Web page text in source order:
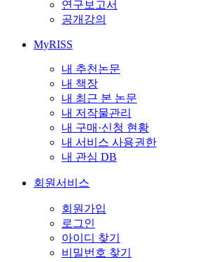
연구보고서
공개강의
MyRISS
내 추천논문
내 책장
내 최근 본 논문
내 저작물관리
내 구매·신청 현황
내 서비스 사용권한
내 관심 DB
회원서비스
회원가입
로그인
아이디 찾기
비밀번호 찾기